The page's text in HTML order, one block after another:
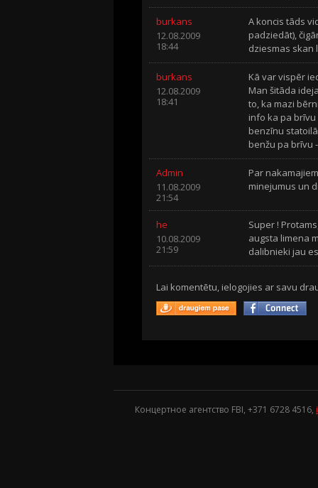
burkans
12.08.2009
18:44
A koncis tāds
padziedāt),
dziesmas skan
burkans
12.08.2009
18:41
Kā var vispēr
Man šitāda
to, ka mazi
info ka pa
benzīnu
benžu pa brīvu
Admin
11.08.2009
21:54
Par
minejumus un
he
10.08.2009
21:59
Super !
augsta limena
dalibnieki jau
Lai komentētu, ielogojies ar savu
Концертное агентство FBI, +371 6728 4516,